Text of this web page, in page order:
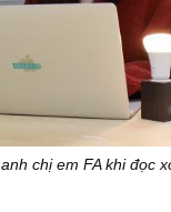
chị em FA khi đọc